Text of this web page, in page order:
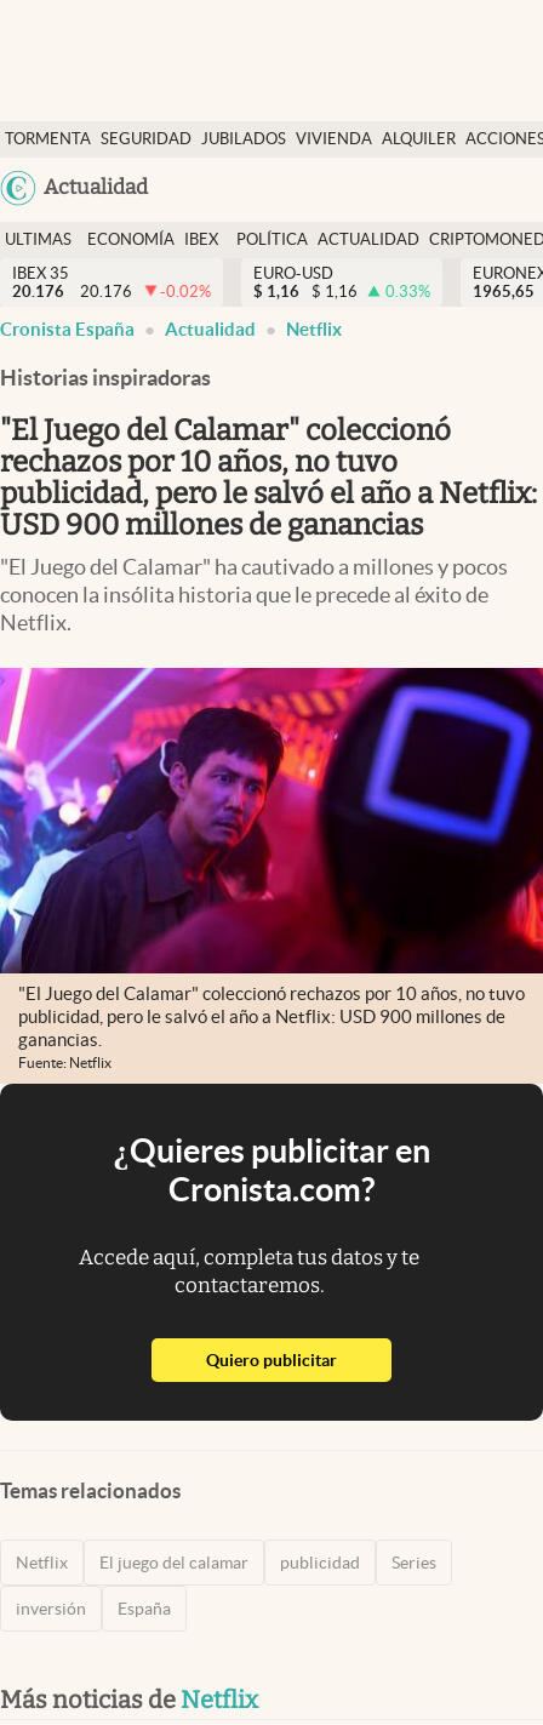
TORMENTA SEGURIDAD JUBILADOS VIVIENDA ALQUILER
USA
Actualidad
Economía y finanzas
Política
Actualidad
Criptomonedas
España
ULTIMAS
NOTICIAS
ECONOMÍA
FINANZAS
IBEX
EURO
POLÍTICA ACTUALIDAD
IBEX 35
20.176
20.176 -0.02%
EURO-USD
$ 1,16 $ 1,16 0.33%
1965,65
Cronista España Actualidad Netflix
Historias inspiradoras
"El Juego del Calamar" coleccionó
rechazos por 10 años, no tuvo
publicidad, pero le salvó el año a Netflix:
USD 900 millones de ganancias
"El Juego del Calamar" ha cautivado a millones y pocos
conocen la insólita historia que le precede al éxito de
Netflix.
"El Juego del Calamar" coleccionó rechazos por 10 años, no tuvo
publicidad, pero le salvó el año a Netflix: USD 900 millones de
ganancias.
Fuente: Netflix
¿Quieres publicitar en
Cronista.com?
Accede aquí, completa tus datos y te
contactaremos.
Quiero publicitarabre en nueva pestaña
Temas relacionados
Netflix El juego del calamar publicidad Series
inversión España
Más noticias de Netflix